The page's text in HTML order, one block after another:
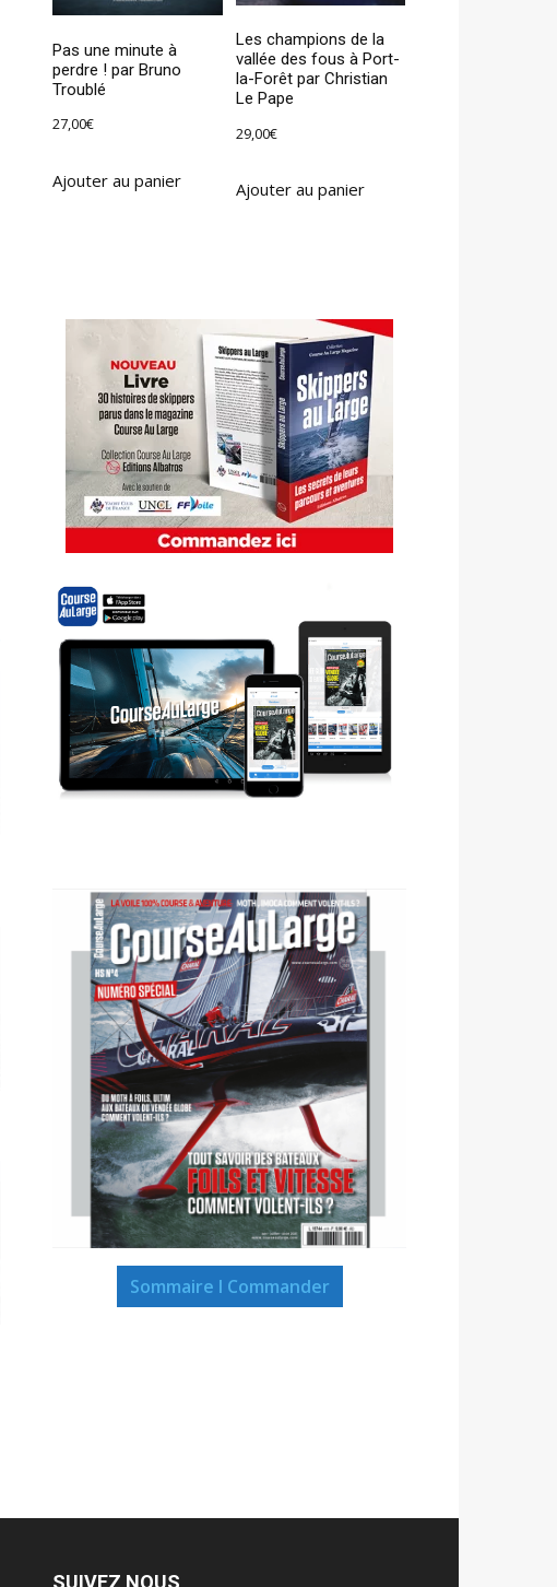
Pas une minute à
perdre ! par Bruno
Troublé
27,00€
Ajouter au panier
Les champions de la
vallée des fous à Port-
la-Forêt par Christian
Le Pape
29,00€
Ajouter au panier
Sommaire I Commander
SUIVEZ NOUS